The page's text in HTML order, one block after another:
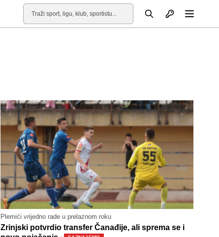
Pretraga Otvori profil
Plemići vrijedno rade u prelaznom roku
Zrinjski potvrdio transfer Čanađije, ali sprema se i